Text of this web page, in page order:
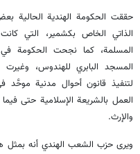
حققت الحكومة الهندية الحالية
الذاتي الخاص بكشمير، التي
المسلمة، كما نجحت الحكومة في
المسجد البابري للهندوس،
لتنفيذ قانون أحوال مدنية موحَّد
العمل بالشريعة الإسلامية حتى
والإرث.
ويرى حزب الشعب الهندي أنه بمثل